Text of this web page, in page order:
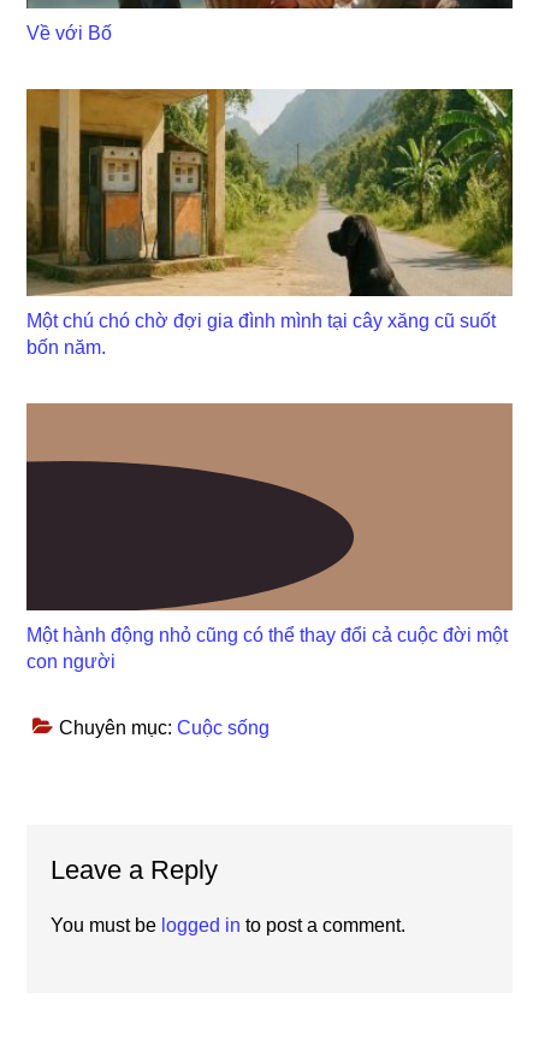
Về với Bố
Một chú chó chờ đợi gia đình mình tại cây xăng cũ suốt
bốn năm.
Một hành động nhỏ cũng có thể thay đổi cả cuộc đời một
con người
Chuyên mục:Cuộc sống
Interactions
Leave a Reply
You must be logged in to post a comment.